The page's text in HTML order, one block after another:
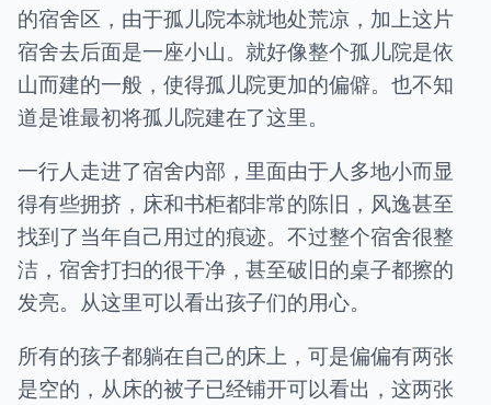
的宿舍区，由于孤儿院本就地处荒凉，加上这片
宿舍去后面是一座小山。就好像整个孤儿院是依
山而建的一般，使得孤儿院更加的偏僻。也不知
道是谁最初将孤儿院建在了这里。
一行人走进了宿舍内部，里面由于人多地小而显
得有些拥挤，床和书柜都非常的陈旧，风逸甚至
找到了当年自己用过的痕迹。不过整个宿舍很整
洁，宿舍打扫的很干净，甚至破旧的桌子都擦的
发亮。从这里可以看出孩子们的用心。
所有的孩子都躺在自己的床上，可是偏偏有两张
是空的，从床的被子已经铺开可以看出，这两张